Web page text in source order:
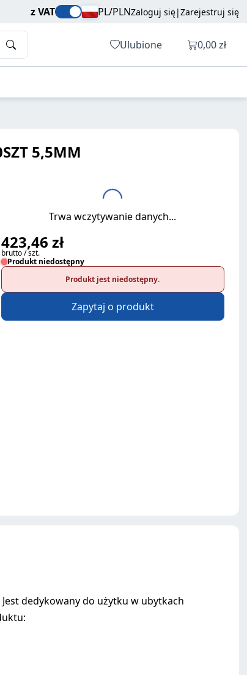
z VAT PL/PLNZaloguj się|Zarejestruj się
Ulubione Otwórz
0,00 zł
brutto / szt. Dodaj do koszyka
5,5MM
Trwa wczytywanie danych...
423,46 zł
brutto / szt.
Produkt niedostępny
Produkt jest niedostępny.
Zapytaj o produkt
Jest dedykowany do użytku w ubytkach